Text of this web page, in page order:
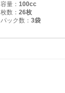
容量： 100cc
枚数： 26枚
パック数： 3袋